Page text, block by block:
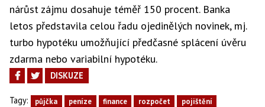
nárůst zájmu dosahuje téměř 150 procent. Banka
letos představila celou řadu ojedinělých novinek, mj.
turbo hypotéku umožňující předčasné splácení úvěru
zdarma nebo variabilní hypotéku.
DISKUZE
Tagy: půjčka peníze finance rozpočet
pojištění